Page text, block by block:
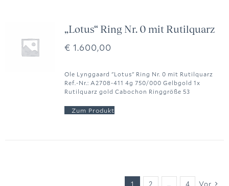
„Lotus“ Ring Nr. 0 mit Rutilquarz
€ 1.600,00
Ole Lynggaard "Lotus" Ring Nr. 0 mit Rutilquarz
Ref.-Nr.: A2708-411 4g 750/000 Gelbgold 1x
Rutilquarz gold Cabochon Ringgröße 53
1 2 … 4 Vor